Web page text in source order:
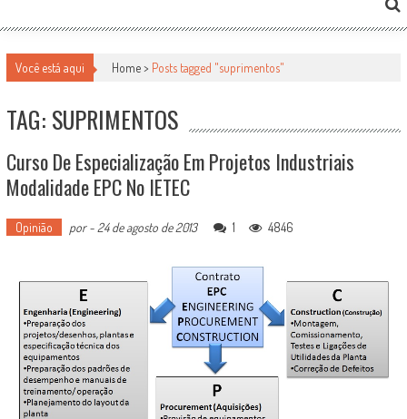
Você está aqui Home > Posts tagged "suprimentos"
TAG: SUPRIMENTOS
Curso De Especialização Em Projetos Industriais
Modalidade EPC No IETEC
Opinião por-24 de agosto de 2013 1 4846